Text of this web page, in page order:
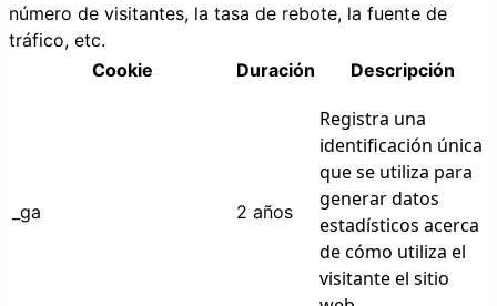
número de visitantes, la tasa de rebote, la fuente de
tráfico, etc.
Cookie
Duración Descripción
_ga 2 años
Registra una
identificación única
que se utiliza para
generar datos
estadísticos acerca
de cómo utiliza el
visitante el sitio